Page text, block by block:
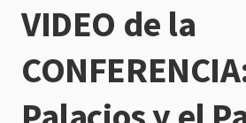
de
navegación
VIDEO de la